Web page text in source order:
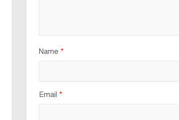
Name *
Email *